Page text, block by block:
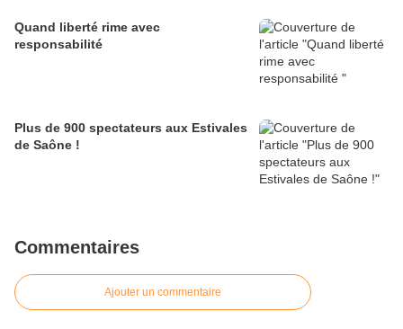
Quand liberté rime avec
responsabilité
Plus de 900 spectateurs aux Estivales
de Saône !
Commentaires
Ajouter un commentaire